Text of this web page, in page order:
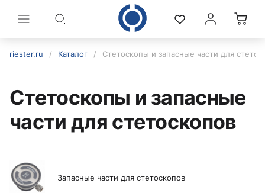
riester.ru / Каталог / Стетоскопы и запасные части для
Стетоскопы и запасные
части для стетоскопов
Запасные части для стетоскопов